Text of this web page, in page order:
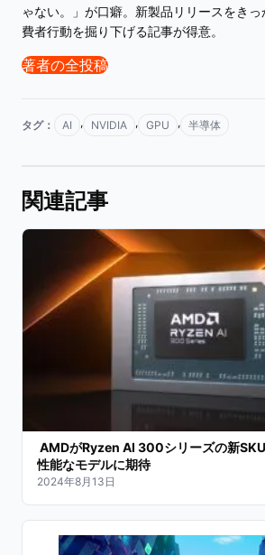
ゃない。」が口癖。新製品リリースをき
費者行動を掘り下げる記事が得意。
著者の全投稿
タグ： AI , NVIDIA , GPU , 半導体
関連記事
AMDがRyzen AI 300シリーズの新
性能なモデルに期待
2024年8月13日